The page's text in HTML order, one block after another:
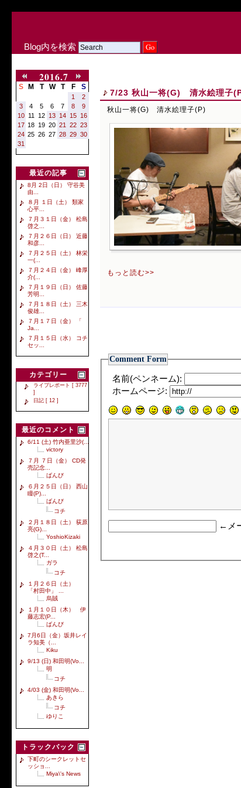
Blog内を検索
2016.7
S M T W T F S
1
2
3
4 5 6 7 8
9
10 11 12 13 14 15 16
17 18 19 20 21 22 23
24 25 26 27 28 29 30
31
最近の記事
8月 2日（日） 守谷美
由...
８月 １日（土） 類家
心平...
７月３１日（金） 松島
啓之...
７月２６日（日） 近藤
和彦...
７月２５日（土） 林栄
一(...
７月２４日（金） 峰厚
介(...
７月１９日（日） 佐藤
芳明...
７月１８日（土） 三木
俊雄...
７月１７日（金） 「
Ja...
７月１５日（水） コチ
セッ...
カテゴリー
ライブレポート [ 3777
]
日記 [ 12 ]
最近のコメント
6/11 (土) 竹内亜里沙(...
victory
７月 ７日（金） CD発
売記念...
ばんび
６月２５日（日） 西山
瞳(P)...
ばんび
コチ
２月１８日（土） 荻原
亮(G)...
YoshioKizaki
４月３０日（土） 松島
啓之(T...
ガラ
コチ
１月２６日（土）
「村田中」 ...
烏賊
１月１０日（木） 伊
藤志宏(P...
ばんび
7月6日（金）坂井レイ
ラ知美（...
Kiku
9/13 (日) 和田明(Vo...
明
コチ
4/03 (金) 和田明(Vo...
あきら
コチ
ゆりこ
トラックバック
下町のシークレットセ
ッショ...
Miya\'s News
7/23 秋山一将(G) 清水絵理子
秋山一将(G) 清水絵理子(P)
もっと読む>>
Comment Form
名前(ペンネーム):
ホームページ:
←メ